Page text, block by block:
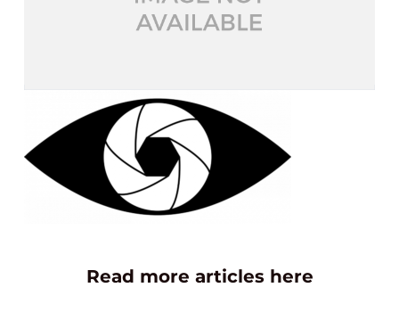
Read more articles here